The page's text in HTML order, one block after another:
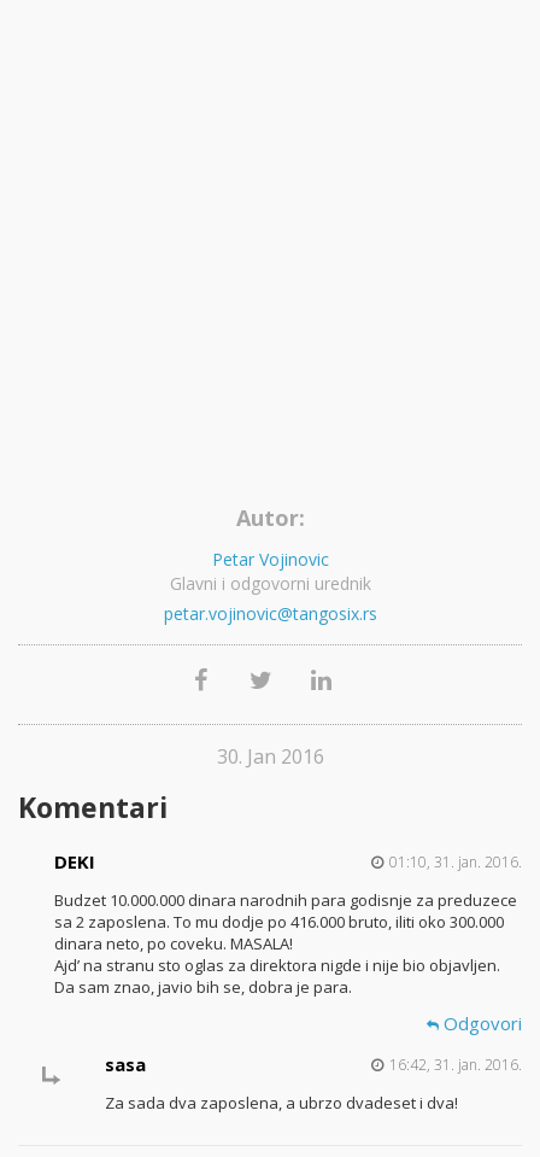
Autor:
Petar Vojinovic
Glavni i odgovorni urednik
petar.vojinovic@tangosix.rs
30. Jan 2016
Komentari
DEKI 01:10, 31. jan. 2016.
Budzet 10.000.000 dinara narodnih para godisnje za preduzece
sa 2 zaposlena. To mu dodje po 416.000 bruto, iliti oko 300.000
dinara neto, po coveku. MASALA!
Ajd’ na stranu sto oglas za direktora nigde i nije bio objavljen.
Da sam znao, javio bih se, dobra je para.
Odgovori
sasa
16:42, 31. jan. 2016.
Za sada dva zaposlena, a ubrzo dvadeset i dva!